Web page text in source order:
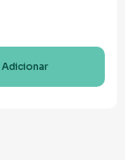
Adicionar